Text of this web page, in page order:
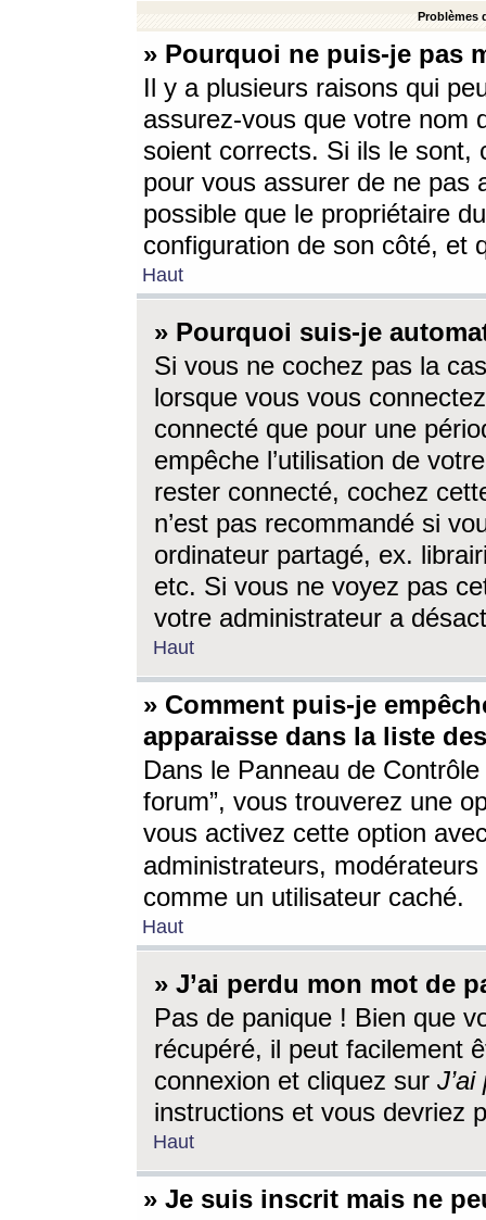
Problèmes
» Pourquoi ne puis-je pas
Il y a plusieurs raisons qui
assurez-vous que votre nom
soient corrects. Si ils le sont,
pour vous assurer de ne pas
possible que le propriétaire
configuration de son côté, et
Haut
» Pourquoi suis-je
Si vous ne cochez pas la
lorsque vous vous
connecté que pour une
empêche l’utilisation de
rester connecté, cochez
n’est pas recommandé si
ordinateur partagé, ex.
etc. Si vous ne voyez pas
votre administrateur a
Haut
» Comment puis-je
apparaisse dans la liste
Dans le Panneau de
forum”, vous trouverez une
vous activez cette option
administrateurs,
comme un utilisateur caché.
Haut
» J’ai perdu mon mot de
Pas de panique ! Bien que
récupéré, il peut facilement
connexion et cliquez sur
instructions et vous devriez
Haut
» Je suis inscrit mais ne